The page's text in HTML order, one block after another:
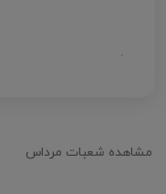
.
مشاهده شعبات مرداس